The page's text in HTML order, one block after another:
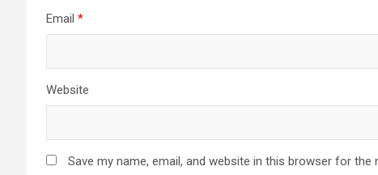
Email *
Website
Save my name, email, and website in this browser for the